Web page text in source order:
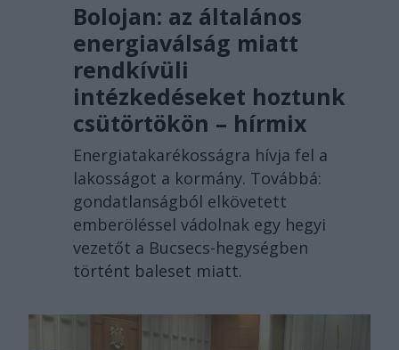
Bolojan: az általános
energiaválság miatt
rendkívüli
intézkedéseket hoztunk
csütörtökön – hírmix
Energiatakarékosságra hívja fel a
lakosságot a kormány. Továbbá:
gondatlanságból elkövetett
emberöléssel vádolnak egy hegyi
vezetőt a Bucsecs-hegységben
történt baleset miatt.